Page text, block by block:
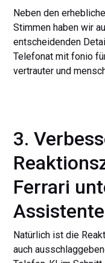
Neben den
Stimmen haben wir
entscheidenden
Telefonat mit fonio
vertrauter und
3.
Ferrari
Natürlich ist die
auch